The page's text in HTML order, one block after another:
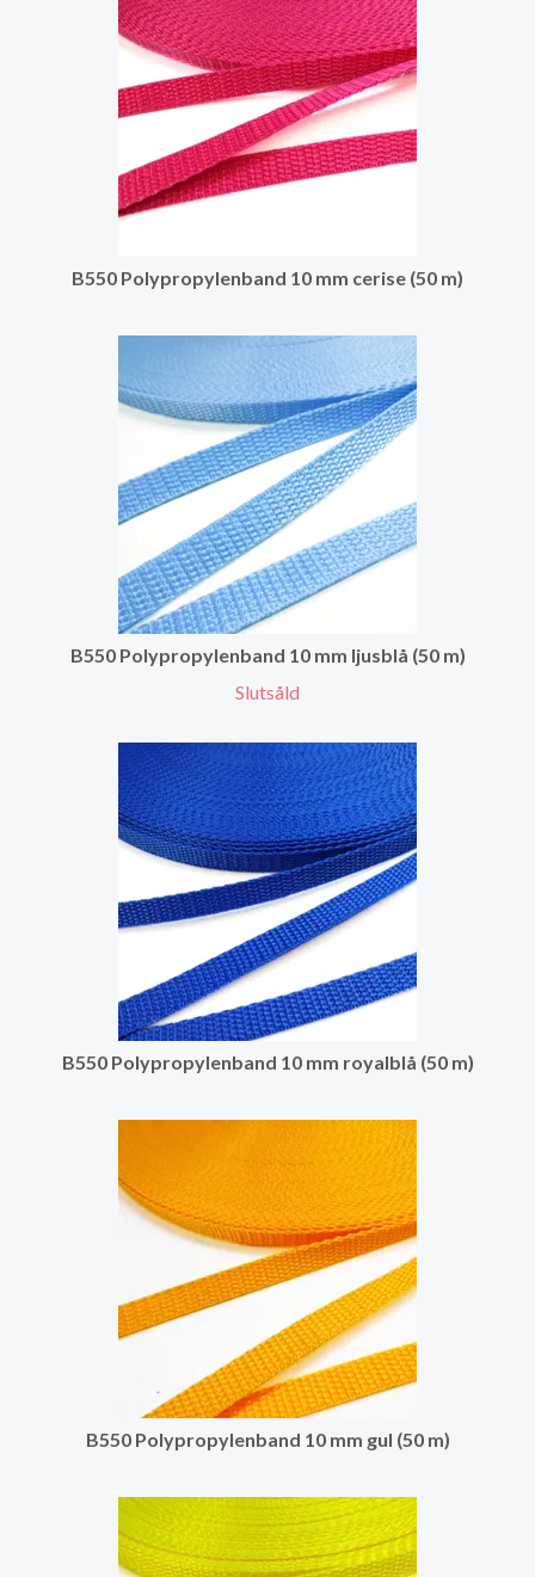
B550 Polypropylenband 10 mm cerise (50 m)
B550 Polypropylenband 10 mm ljusblå (50 m)
Slutsåld
B550 Polypropylenband 10 mm royalblå (50 m)
B550 Polypropylenband 10 mm gul (50 m)